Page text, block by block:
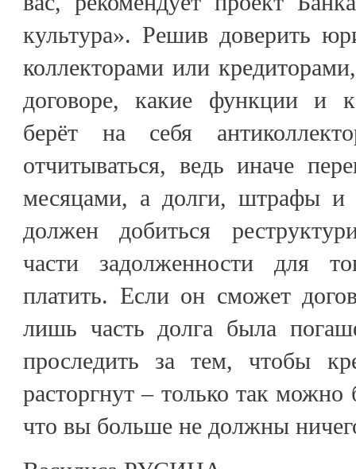
культура». Решив доверить
коллекторами или
договоре, какие функции и
берёт на себя
отчитываться, ведь иначе
месяцами, а долги, штрафы и
должен добиться
части задолженности для
платить. Если он сможет
лишь часть долга была
проследить за тем, чтобы
расторгнут – только так
что вы больше не должны